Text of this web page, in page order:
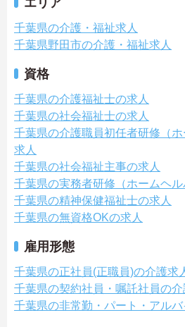
エリア
千葉県の介護・福祉求人
千葉県野田市の介護・福祉求人
資格
千葉県の介護福祉士の求人
千葉県の社会福祉士の求人
千葉県の介護職員初任者研修（
求人
千葉県の社会福祉主事の求人
千葉県の実務者研修（ホームヘル
千葉県の精神保健福祉士の求人
千葉県の無資格OKの求人
雇用形態
千葉県の正社員(正職員)の介護求
千葉県の契約社員・嘱託社員の介
千葉県の非常勤・パート・アルバ